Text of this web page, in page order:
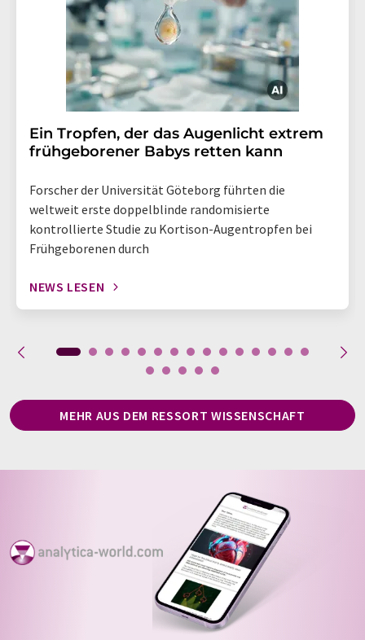
Ein Tropfen, der das Augenlicht extrem
frühgeborener Babys retten kann
Forscher der Universität Göteborg führten die
weltweit erste doppelblinde randomisierte
kontrollierte Studie zu Kortison-Augentropfen bei
Frühgeborenen durch
NEWS LESEN
MEHR AUS DEM RESSORT WISSENSCHAFT